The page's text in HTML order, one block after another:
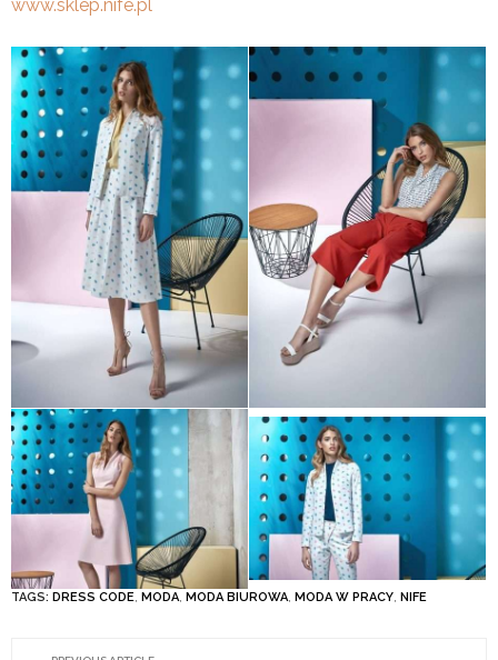
www.sklep.nife.pl
TAGS: DRESS CODE MODA MODA BIUROWA MODA W PRACY NIFE